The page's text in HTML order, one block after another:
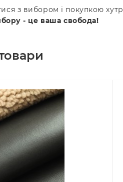
з вибором і покупкою
- це ваша свобода!